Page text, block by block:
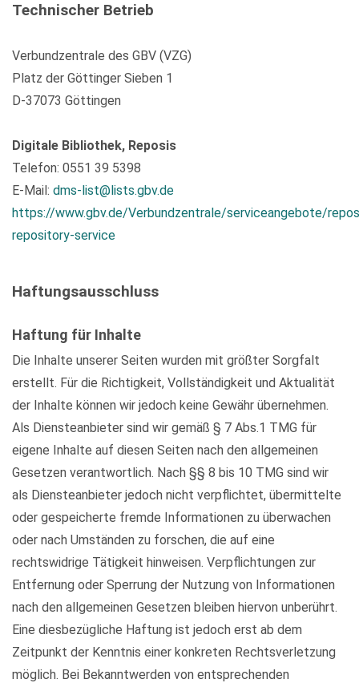
Technischer Betrieb
Verbundzentrale des GBV (VZG)
Platz der Göttinger Sieben 1
D-37073 Göttingen
Digitale Bibliothek, Reposis
Telefon: 0551 39 5398
E-Mail: dms-list@lists.gbv.de
https://www.gbv.de/Verbundzentrale/serviceangebote/
repository-service
Haftungsausschluss
Haftung für Inhalte
Die Inhalte unserer Seiten wurden mit größter Sorgfalt
erstellt. Für die Richtigkeit, Vollständigkeit und Aktualität
der Inhalte können wir jedoch keine Gewähr übernehmen.
Als Diensteanbieter sind wir gemäß § 7 Abs.1 TMG für
eigene Inhalte auf diesen Seiten nach den allgemeinen
Gesetzen verantwortlich. Nach §§ 8 bis 10 TMG sind wir
als Diensteanbieter jedoch nicht verpflichtet, übermittelte
oder gespeicherte fremde Informationen zu überwachen
oder nach Umständen zu forschen, die auf eine
rechtswidrige Tätigkeit hinweisen. Verpflichtungen zur
Entfernung oder Sperrung der Nutzung von Informationen
nach den allgemeinen Gesetzen bleiben hiervon unberührt.
Eine diesbezügliche Haftung ist jedoch erst ab dem
Zeitpunkt der Kenntnis einer konkreten Rechtsverletzung
möglich. Bei Bekanntwerden von entsprechenden